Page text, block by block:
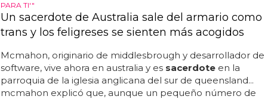
PARA TI'"
Un sacerdote de Australia sale del armario como
trans y los feligreses se sienten más acogidos
Mcmahon, originario de middlesbrough y desarrollador de
software, vive ahora en australia y es sacerdoteen la
parroquia de la iglesia anglicana del sur de queensland...
mcmahon explicó que, aunque un pequeño número de